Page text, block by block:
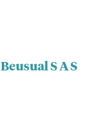
S A S